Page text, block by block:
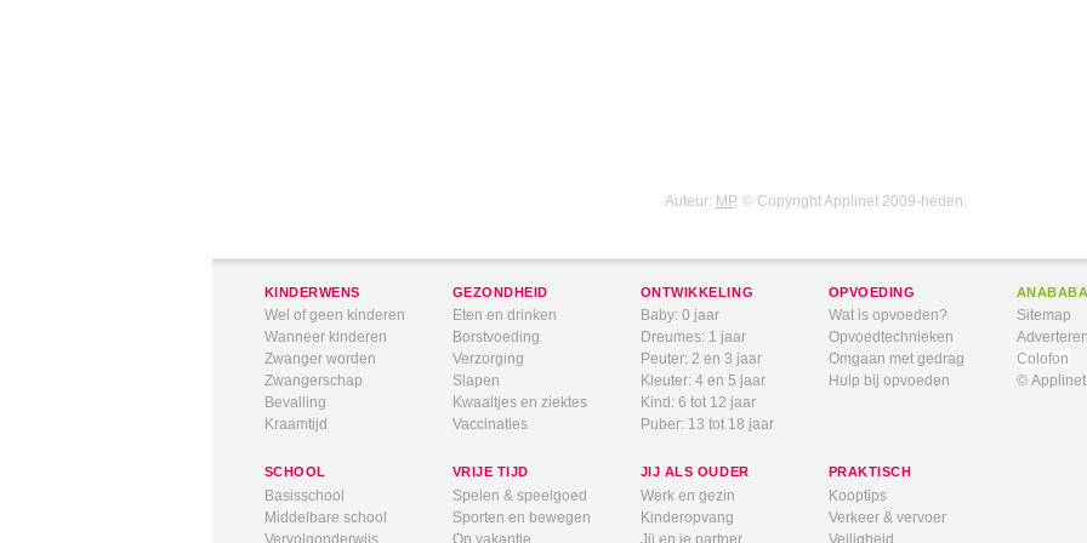
Auteur: MP. © Copyright Applinet 2009-heden.
KINDERWENS
Wel of geen kinderen
Wanneer kinderen
Zwanger worden
Zwangerschap
Bevalling
Kraamtijd
GEZONDHEID
Eten en drinken
Borstvoeding
Verzorging
Slapen
Kwaaltjes en ziektes
Vaccinaties
ONTWIKKELING
Baby: 0 jaar
Dreumes: 1 jaar
Peuter: 2 en 3 jaar
Kleuter: 4 en 5 jaar
Kind: 6 tot 12 jaar
Puber: 13 tot 18 jaar
OPVOEDING
Wat is opvoeden?
Opvoedtechnieken
Omgaan met gedrag
Hulp bij opvoeden
ANABABA
Sitemap
Adverteren
Colofon
©
SCHOOL
Basisschool
Middelbare school
Vervolgonderwijs
VRIJE TIJD
Spelen & speelgoed
Sporten en bewegen
Op vakantie
JIJ ALS OUDER
Werk en gezin
Kinderopvang
Jij en je partner
PRAKTISCH
Kooptips
Verkeer & vervoer
Veiligheid